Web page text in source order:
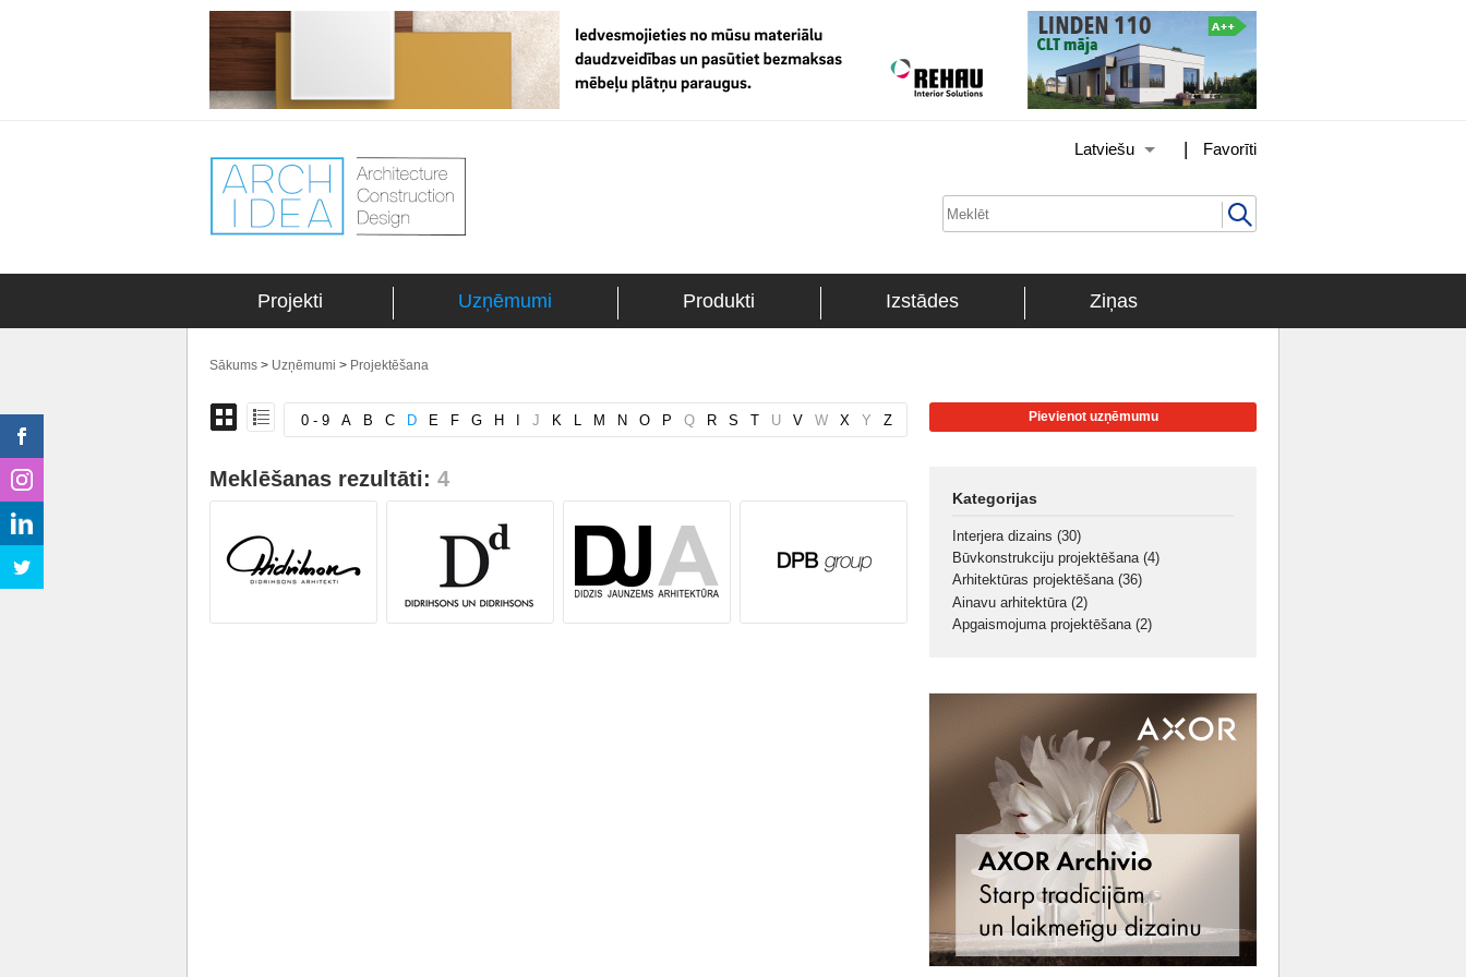
Favorīti
|
Latviešu
Projekti Uzņēmumi Produkti Izstādes Ziņas
Sākums > Uzņēmumi > Projektēšana
0 - 9 A B C D E F G H J K L M N O P Q R S T U V W X Y Z
Meklēšanas rezultāti: 4
Pievienot uzņēmumu
Kategorijas
Interjera dizains (30)
Būvkonstrukciju projektēšana (4)
Arhitektūras projektēšana (36)
Ainavu arhitektūra (2)
Apgaismojuma projektēšana (2)